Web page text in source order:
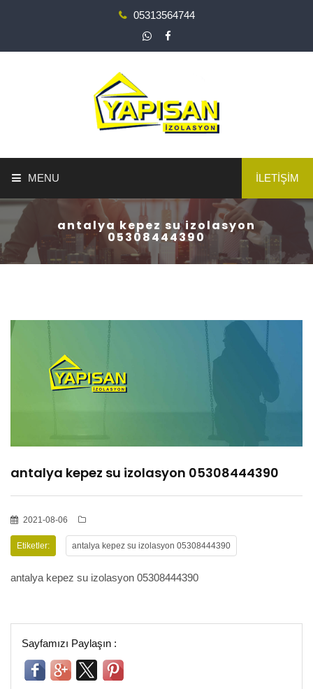
05313564744
MENU
ANA SAYFA
HİZMETLER
BÖLGELER
OSMANİYE
İZOLASYON
İLETİŞİM
antalya kepez su izolasyon
05308444390
antalya kepez su izolasyon 05308444390
2021-08-06
Etiketler: antalya kepez su izolasyon 05308444390
antalya kepez su izolasyon 05308444390
Sayfamızı Paylaşın :